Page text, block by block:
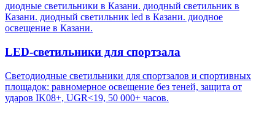
диодные светильники в Казани. диодный светильник в
Казани. диодный светильник led в Казани. диодное
освещение в Казани.
LED-светильники для спортзала
Светодиодные светильники для спортзалов и спортивных
площадок: равномерное освещение без теней, защита от
ударов IK08+, UGR<19, 50 000+ часов.